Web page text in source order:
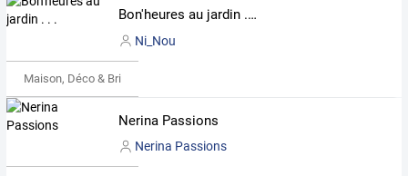
Bon'heures au jardin . . .
Ni_Nou
Maison, Déco & Bricolage
Nerina Passions
Nerina Passions